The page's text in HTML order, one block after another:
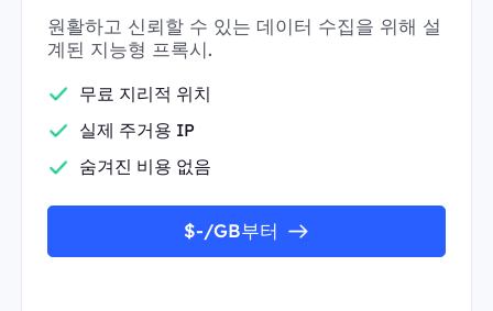
원활하고 신뢰할 수 있는 데이터 수집을 위해 설
계된 지능형 프록시.
무료 지리적 위치
실제 주거용 IP
숨겨진 비용 없음
$-/GB부터